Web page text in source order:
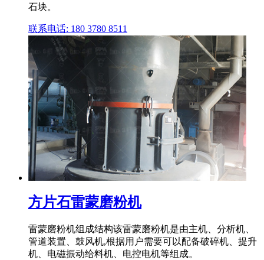
石块。
联系电话: 180 3780 8511
方片石雷蒙磨粉机
雷蒙磨粉机组成结构该雷蒙磨粉机是由主机、分析机、
管道装置、鼓风机,根据用户需要可以配备破碎机、提升
机、电磁振动给料机、电控电机等组成。